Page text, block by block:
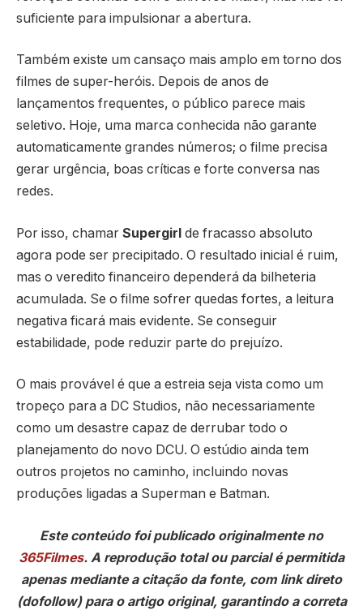
suficiente para impulsionar a abertura.
Também existe um cansaço mais amplo em torno dos
filmes de super-heróis. Depois de anos de
lançamentos frequentes, o público parece mais
seletivo. Hoje, uma marca conhecida não garante
automaticamente grandes números; o filme precisa
gerar urgência, boas críticas e forte conversa nas
redes.
Por isso, chamar Supergirl de fracasso absoluto
agora pode ser precipitado. O resultado inicial é ruim,
mas o veredito financeiro dependerá da bilheteria
acumulada. Se o filme sofrer quedas fortes, a leitura
negativa ficará mais evidente. Se conseguir
estabilidade, pode reduzir parte do prejuízo.
O mais provável é que a estreia seja vista como um
tropeço para a DC Studios, não necessariamente
como um desastre capaz de derrubar todo o
planejamento do novo DCU. O estúdio ainda tem
outros projetos no caminho, incluindo novas
produções ligadas a Superman e Batman.
Este conteúdo foi publicado originalmente no
365Filmes. A reprodução total ou parcial é permitida
apenas mediante a citação da fonte, com link direto
(dofollow) para o artigo original, garantindo a correta